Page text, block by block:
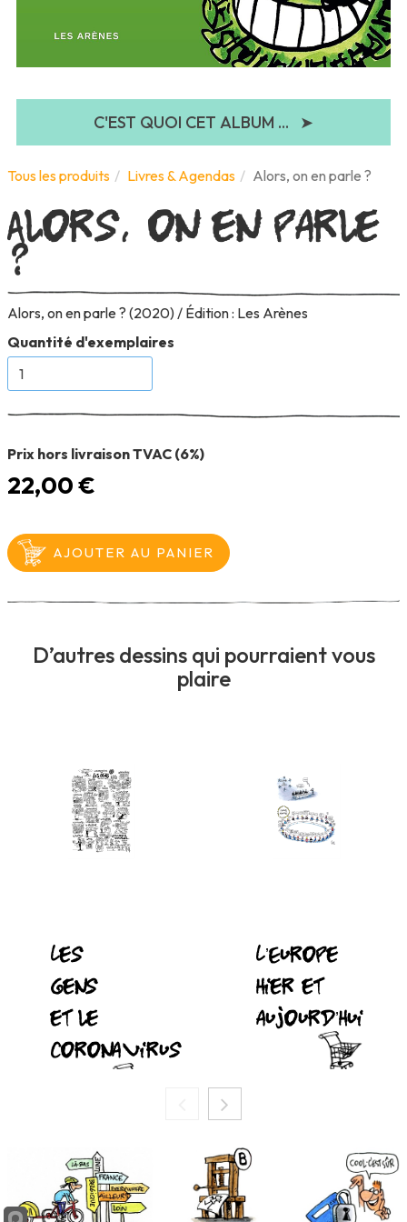
C'EST QUOI CET ALBUM ... ➤
Tous les produits Livres & Agendas Alors, on en parle ?
Alors, on en parle
?
Alors, on en parle ? (2020) / Édition : Les Arènes
Quantité d'exemplaires
Prix hors livraison TVAC (6%)
22,00 €
D’autres dessins qui pourraient vous
plaire
Les
gens
et le
coronavirus
L’Europe
hier et
aujourd’hui